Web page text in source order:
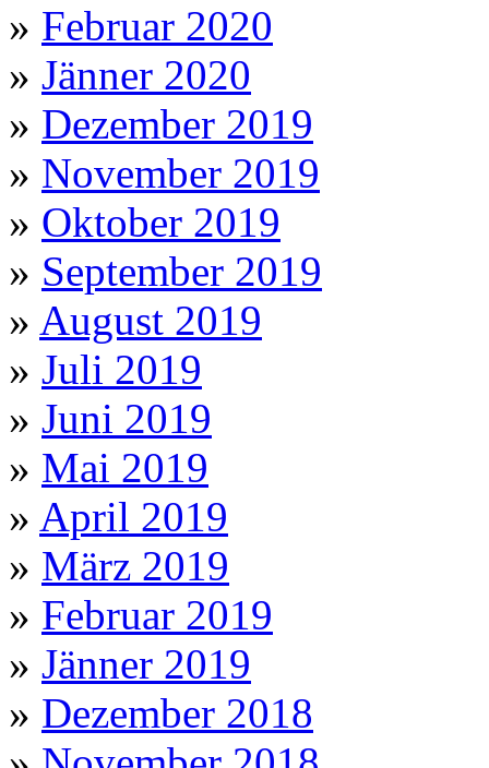
» Februar 2020
» Jänner 2020
» Dezember 2019
» November 2019
» Oktober 2019
» September 2019
» August 2019
» Juli 2019
» Juni 2019
» Mai 2019
» April 2019
» März 2019
» Februar 2019
» Jänner 2019
» Dezember 2018